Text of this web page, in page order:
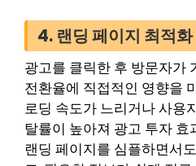
4. 랜딩 페이지 최적화
광고를 클릭한 후 방문자가
전환율에 직접적인 영향을
로딩 속도가 느리거나 사용
탈률이 높아져 광고 투자 효
랜딩 페이지를 심플하면서